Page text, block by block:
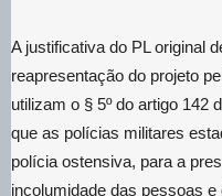
A justificativa do PL original
reapresentação do projeto
utilizam o § 5º do artigo 142
que as polícias militares
polícia ostensiva, para a
incolumidade das pessoas e